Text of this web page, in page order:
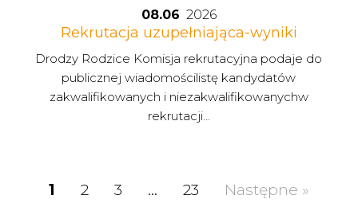
08.06 2026
Rekrutacja uzupełniająca-wyniki
Drodzy Rodzice Komisja rekrutacyjna podaje do
publicznej wiadomościlistę kandydatów
zakwalifikowanych i niezakwalifikowanychw
rekrutacji...
1 2 3 … 23 Następne »